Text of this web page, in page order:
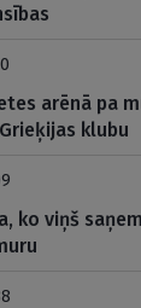
arēnā pa
klubu
ko viņš